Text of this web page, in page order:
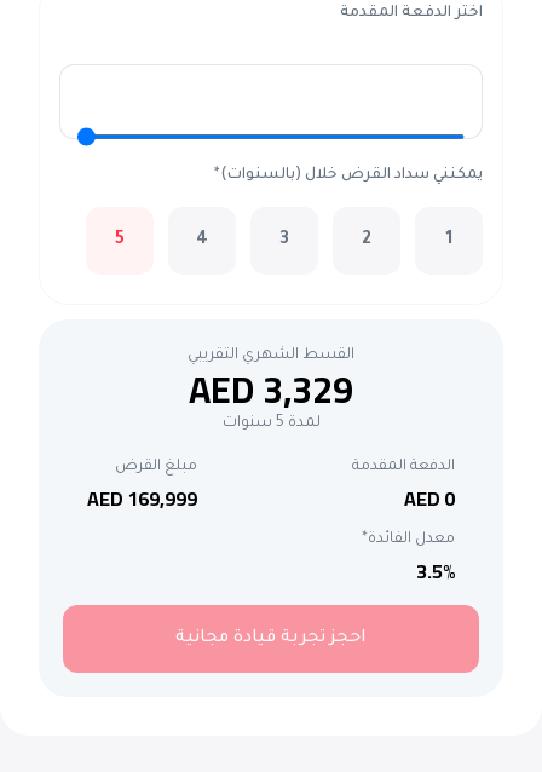
اختر الدفعة المقدمة
يمكنني سداد القرض خلال (بالسنوات)*
1
2
3
4
5
القسط الشهري التقريبي
AED 3,329
لمدة 5 سنوات
الدفعة المقدمة
AED 0
مبلغ القرض
AED 169,999
معدل الفائدة*
3.5%
احجز تجربة قيادة مجانية